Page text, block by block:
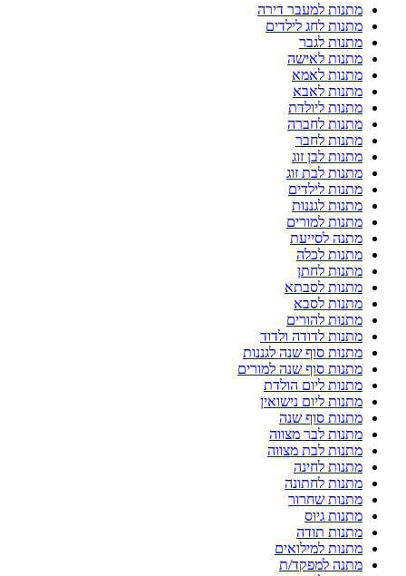
מתנות למעבר דירה
מתנות לחג לילדים
מתנות לגבר
מתנות לאישה
מתנות לאמא
מתנות לאבא
מתנות ליולדת
מתנות לחברה
מתנות לחבר
מתנות לבן זוג
מתנות לבת זוג
מתנות לילדים
מתנות לגננות
מתנות למורים
מתנה לסייעת
מתנות לכלה
מתנות לחתן
מתנות לסבתא
מתנות לסבא
מתנות להורים
מתנות לדודה ולדוד
מתנות סוף שנה לגננות
מתנות סוף שנה למורים
מתנות ליום הולדת
מתנות ליום נישואין
מתנות סוף שנה
מתנות לבר מצווה
מתנות לבת מצווה
מתנות לחינה
מתנות לחתונה
מתנות שחרור
מתנות גיוס
מתנות תודה
מתנות למילואים
מתנה למפקד/ת